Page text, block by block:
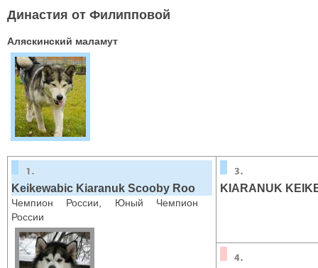
Династия от Филипповой
Аляскинский маламут
Keikewabic Kiaranuk Scooby Roo
Чемпион России, Юный Чемпион
России
KIARANUK